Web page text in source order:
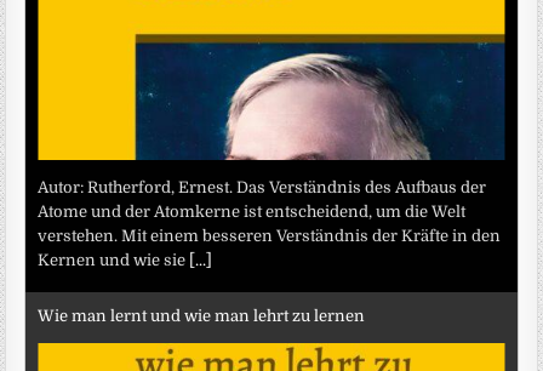
Autor: Rutherford, Ernest. Das Verständnis des Aufbaus der
Atome und der Atomkerne ist entscheidend, um die Welt
verstehen. Mit einem besseren Verständnis der Kräfte in den
Kernen und wie sie [...]
Wie man lernt und wie man lehrt zu lernen